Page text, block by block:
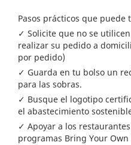
Pasos prácticos que puede
✓ Solicite que no se
realizar su pedido a
por pedido)
✓ Guarda en tu bolso un
para las sobras.
✓ Busque el logotipo
el abastecimiento
✓ Apoyar a los
programas Bring Your